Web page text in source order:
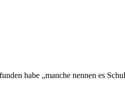
habe „manche nennen es